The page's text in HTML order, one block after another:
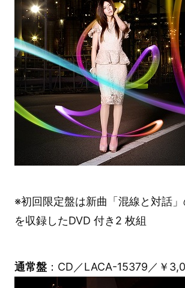
※初回限定盤は新曲「混線と対話
を収録したDVD 付き2 枚組
通常盤：CD／LACA-15379／￥